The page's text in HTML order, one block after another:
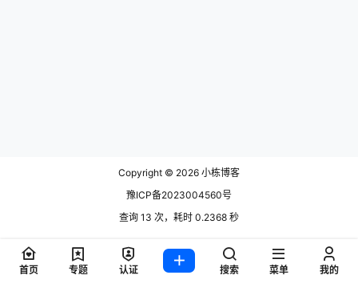
Copyright © 2026 小栋博客
豫ICP备2023004560号
查询 13 次，耗时 0.2368 秒
首页 专题 认证 搜索 菜单 我的